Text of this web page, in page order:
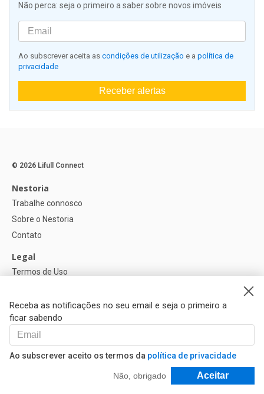
Não perca: seja o primeiro a saber sobre novos imóveis
Ao subscrever aceita as condições de utilização e a política de
privacidade
Receber alertas
Receba as notificações no seu email e seja o primeiro a
ficar sabendo
Ao subscrever aceito os termos da política de privacidade
Não, obrigado Aceitar
Filtrar e Classificar
© 2026 Lifull Connect
Nestoria
Trabalhe connosco
Sobre o Nestoria
Contato
Legal
Termos de Uso
Política de Cookies
Ajuda
FAQ
Nossos Parceiros